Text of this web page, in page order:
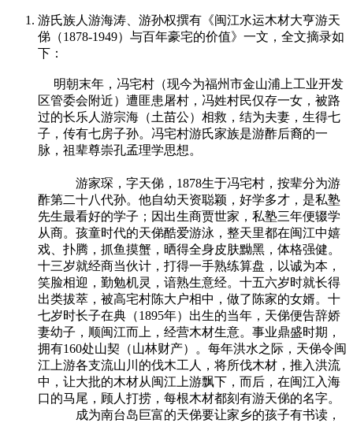
游氏族人游海涛、游孙权撰有《闽江水运木材大亨游天
俤（1878-1949）与百年豪宅的价值》一文，全文摘录如
下：
明朝末年，冯宅村（现今为福州市金山浦上工业开发
区管委会附近）遭匪患屠村，冯姓村民仅存一女，被路
过的长乐人游宗海（土苗公）相救，结为夫妻，生得七
子，传有七房子孙。冯宅村游氏家族是游酢后裔的一
脉，祖辈尊崇孔孟理学思想。
游家琛，字天俤，1878生于冯宅村，按辈分为游
酢第二十八代孙。他自幼天资聪颖，好学多才，是私塾
先生最看好的学子；因出生商贾世家，私塾三年便辍学
从商。孩童时代的天俤酷爱游泳，整天里都在闽江中嬉
戏、扑腾，抓鱼摸蟹，晒得全身皮肤黝黑，体格强健。
十三岁就经商当伙计，打得一手熟练算盘，以诚为本，
笑脸相迎，勤勉机灵，谙熟生意经。十五六岁时就长得
出类拔萃，被高宅村陈大户相中，做了陈家的女婿。十
七岁时长子在典（1895年）出生的当年，天俤便告辞娇
妻幼子，顺闽江而上，经营木材生意。事业鼎盛时期，
拥有160处山契（山林财产）。每年洪水之际，天俤令闽
江上游各支流山川的伐木工人，将所伐木材，推入洪流
中，让大批的木材从闽江上游飘下，而后，在闽江入海
口的马尾，顾人打捞，每根木材都刻有游天俤的名字。
成为南台岛巨富的天俤要让家乡的孩子有书读，